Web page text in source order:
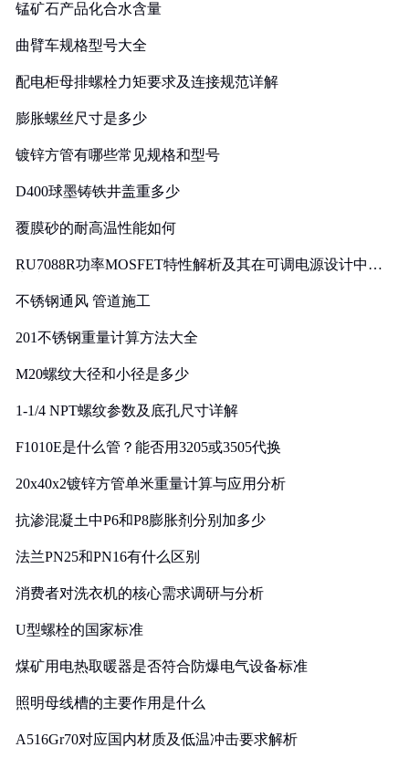
锰矿石产品化合水含量
曲臂车规格型号大全
配电柜母排螺栓力矩要求及连接规范详解
膨胀螺丝尺寸是多少
镀锌方管有哪些常见规格和型号
D400球墨铸铁井盖重多少
覆膜砂的耐高温性能如何
RU7088R功率MOSFET特性解析及其在可调电源设计中的
不锈钢通风 管道施工
201不锈钢重量计算方法大全
M20螺纹大径和小径是多少
1-1/4 NPT螺纹参数及底孔尺寸详解
F1010E是什么管？能否用3205或3505代换
20x40x2镀锌方管单米重量计算与应用分析
抗渗混凝土中P6和P8膨胀剂分别加多少
法兰PN25和PN16有什么区别
消费者对洗衣机的核心需求调研与分析
U型螺栓的国家标准
煤矿用电热取暖器是否符合防爆电气设备标准
照明母线槽的主要作用是什么
A516Gr70对应国内材质及低温冲击要求解析